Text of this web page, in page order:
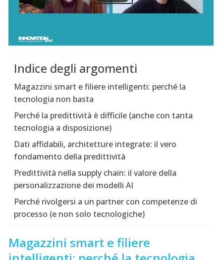
Indice degli argomenti
Magazzini smart e filiere intelligenti: perché la
tecnologia non basta
Perché la predittività è difficile (anche con tanta
tecnologia a disposizione)
Dati affidabili, architetture integrate: il vero
fondamento della predittività
Predittività nella supply chain: il valore della
personalizzazione dei modelli AI
Perché rivolgersi a un partner con competenze di
processo (e non solo tecnologiche)
Magazzini smart e filiere